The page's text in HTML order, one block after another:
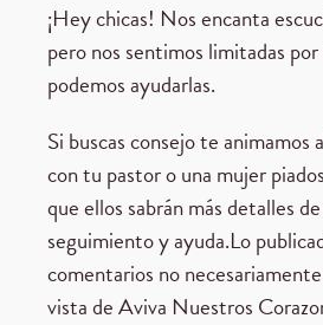
¡Hey chicas! Nos encanta
pero nos sentimos limitadas
podemos ayudarlas.
Si buscas consejo te animamos
con tu pastor o una mujer
que ellos sabrán más detalles
seguimiento y ayuda.Lo
comentarios no
vista de Aviva Nuestros